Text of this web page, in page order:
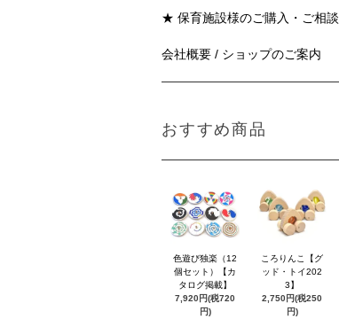
★ 保育施設様のご購入・ご相談
会社概要 / ショップのご案内
おすすめ商品
色遊び独楽（12
個セット）【カ
タログ掲載】
7,920円(税720
円)
ころりんこ【グ
ッド・トイ202
3】
2,750円(税250
円)